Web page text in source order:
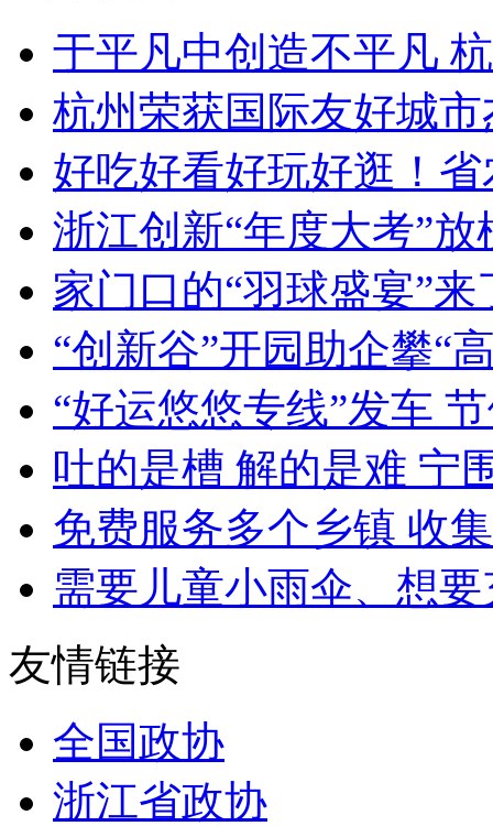
于平凡中创造不平凡
杭州荣获国际友好城
好吃好看好玩好逛！
浙江创新“年度大考”
家门口的“羽球盛宴”
“创新谷”开园助企攀“
“好运悠悠专线”发车
吐的是槽 解的是难 宁
免费服务多个乡镇 收
需要儿童小雨伞、想
友情链接
全国政协
浙江省政协